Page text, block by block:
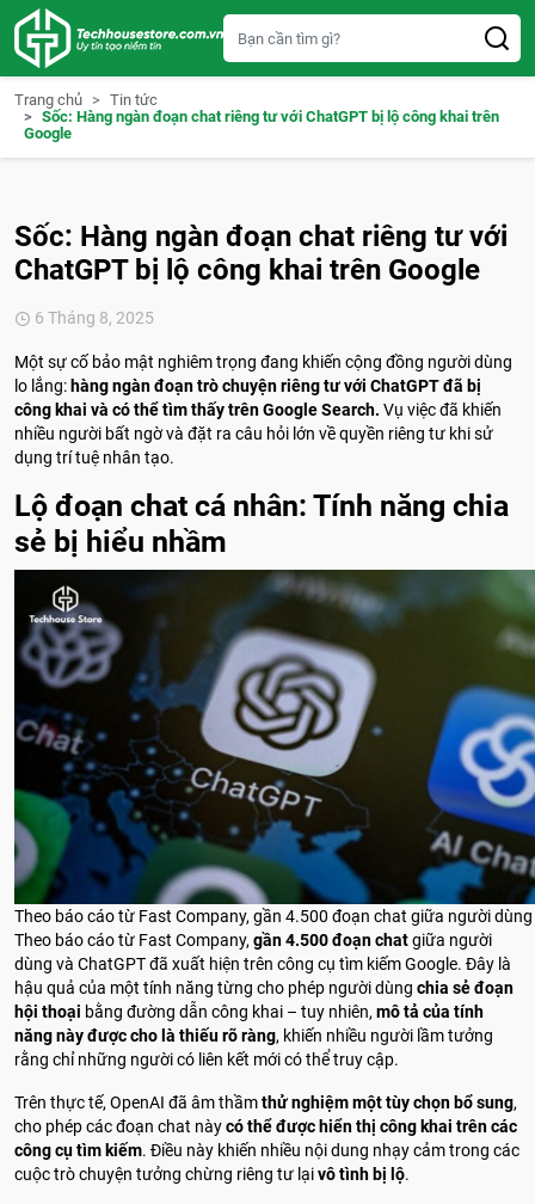
n
Trang chủ
Tin tức
Sốc: Hàng ngàn đoạn chat riêng tư với ChatGPT bị lộ công khai trên
Google
Sốc: Hàng ngàn đoạn chat riêng tư với
ChatGPT bị lộ công khai trên Google
6 Tháng 8, 2025
Một sự cố bảo mật nghiêm trọng đang khiến cộng đồng người dùng
lo lắng: hàng ngàn đoạn trò chuyện riêng tư với ChatGPT đã bị
công khai và có thể tìm thấy trên Google Search. Vụ việc đã khiến
nhiều người bất ngờ và đặt ra câu hỏi lớn về quyền riêng tư khi sử
dụng trí tuệ nhân tạo.
Lộ đoạn chat cá nhân: Tính năng chia
sẻ bị hiểu nhầm
Theo báo cáo từ Fast Company, gần 4.500 đoạn chat giữa người
Theo báo cáo từ Fast Company,gần 4.500 đoạn chatgiữa người
dùng và ChatGPT đã xuất hiện trên công cụ tìm kiếm Google. Đây là
hậu quả của một tính năng từng cho phép người dùng chia sẻ đoạn
hội thoại bằng đường dẫn công khai – tuy nhiên,mô tả của tính
năng này được cho là thiếu rõ ràng, khiến nhiều người lầm tưởng
rằng chỉ những người có liên kết mới có thể truy cập.
Trên thực tế, OpenAI đã âm thầmthử nghiệm một tùy chọn bổ sung,
cho phép các đoạn chat nàycó thể được hiển thị công khai trên các
công cụ tìm kiếm. Điều này khiến nhiều nội dung nhạy cảm trong các
cuộc trò chuyện tưởng chừng riêng tư lạivô tình bị lộ.